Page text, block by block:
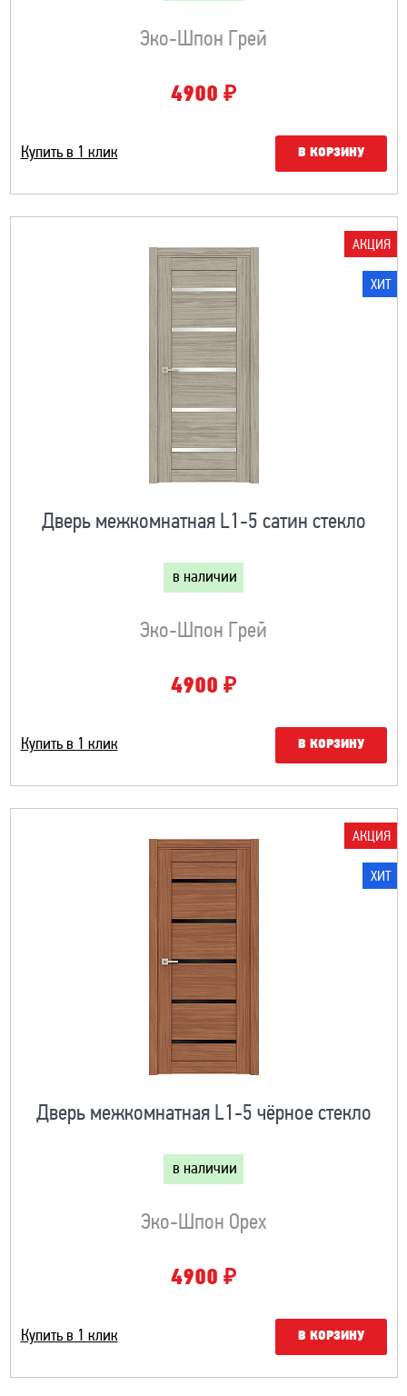
Эко-Шпон Грей
4900 ₽
Купить в 1 клик В КОРЗИНУ
АКЦИЯ
ХИТ
Дверь межкомнатная L1-5 сатин стекло
в наличии
Эко-Шпон Грей
4900 ₽
Купить в 1 клик В КОРЗИНУ
АКЦИЯ
ХИТ
Дверь межкомнатная L1-5 чёрное стекло
в наличии
Эко-Шпон Орех
4900 ₽
Купить в 1 клик В КОРЗИНУ